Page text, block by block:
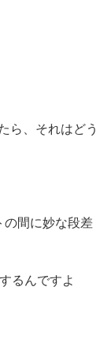
ら、それはどう
の間に妙な段差
るんですよ